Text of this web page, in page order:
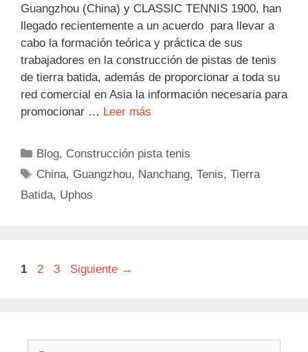
Guangzhou (China) y CLASSIC TENNIS 1900, han
llegado recientemente a un acuerdo para llevar a
cabo la formación teórica y práctica de sus
trabajadores en la construcción de pistas de tenis
de tierra batida, además de proporcionar a toda su
red comercial en Asia la información necesaria para
promocionar … Leer más
Categorías
Blog, Construcción pista tenis
Etiquetas
China, Guangzhou, Nanchang,Tenis,Tierra
Batida, Uphos
Página
1 Página
2 Página
3 Siguiente →